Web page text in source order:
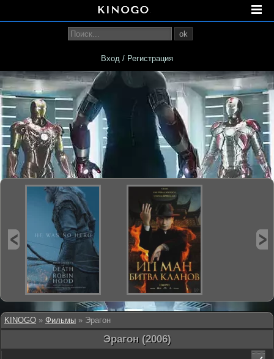
KINOGO » Фильмы » Эрагон
Эрагон (2006)
ok
Вход / Регистрация